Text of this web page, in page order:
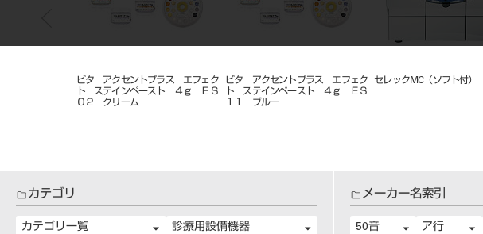
ビタ アクセントプラス エフェク
ト ステインペースト ４ｇ ＥＳ
０２ クリーム
ビタ アクセントプラス エフェク
ト ステインペースト ４ｇ ＥＳ
１１ ブルー
セレックMC（ソフト付）
カテゴリ
カテゴリ一覧 診療用設備機器
メーカー名索引
50音 ア行